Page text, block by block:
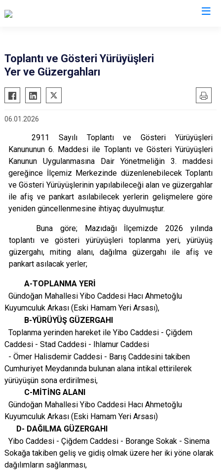
Dargeçit
Derik
Mazıdağı
Artuklu
Toplantı ve Gösteri Yürüyüşleri
Yer ve Güzergahları
06.01.2026
2911 Sayılı Toplantı ve Gösteri Yürüyüşleri
Kanununun 6. Maddesi ile Toplantı ve Gösteri Yürüyüşleri
Kanunun Uygulanmasına Dair Yönetmeliğin 3. maddesi
gereğince İlçemiz Merkezinde düzenlenebilecek Toplantı
ve Gösteri Yürüyüşlerinin yapılabileceği alan ve güzergahlar
ile afiş ve pankart asılabilecek yerlerin gelişmelere göre
yeniden güncellenmesine ihtiyaç duyulmuştur.
Buna göre; Mazıdağı İlçemizde 2026 yılında
toplantı ve gösteri yürüyüşleri toplanma yeri, yürüyüş
güzergahı, miting alanı, dağılma güzergahı ile afiş ve
pankart asılacak yerler;
A-TOPLANMA YERİ
Gündoğan Mahallesi Yibo Caddesi Hacı Ahmetoğlu
Kuyumculuk Arkası (Eski Hamam Yeri Arsası),
B-YÜRÜYÜŞ GÜZERGAHI
Toplanma yerinden hareket ile Yibo Caddesi - Çiğdem
Caddesi - Stad Caddesi - Ihlamur Caddesi
- Ömer Halisdemir Caddesi - Barış Caddesini takiben
Cumhuriyet Meydanında bulunan alana intikal ettirilerek
yürüyüşün sona erdirilmesi,
C-MİTİNG ALANI
Gündoğan Mahallesi Yibo Caddesi Hacı Ahmetoğlu
Kuyumculuk Arkası (Eski Hamam Yeri Arsası)
D- DAĞILMA GÜZERGAHI
Yibo Caddesi - Çiğdem Caddesi - Borange Sokak - Sinema
Sokağa takiben geliş ve gidiş olmak üzere her iki yöne olarak
dağılımların sağlanması,